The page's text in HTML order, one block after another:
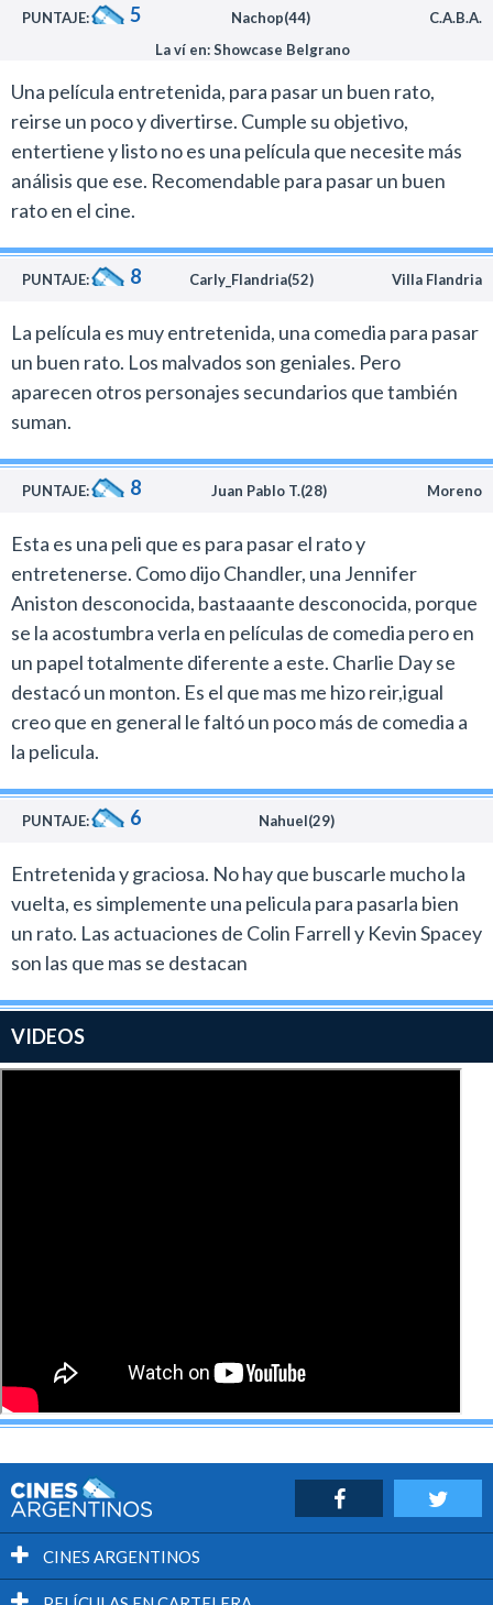
PUNTAJE: 5 Nachop(44)
C.A.B.A.
La ví en: Showcase Belgrano
Una película entretenida, para pasar un buen rato,
reirse un poco y divertirse. Cumple su objetivo,
entertiene y listo no es una película que necesite más
análisis que ese. Recomendable para pasar un buen
rato en el cine.
PUNTAJE: 8 Carly_Flandria(52) Villa Flandria
La película es muy entretenida, una comedia para pasar
un buen rato. Los malvados son geniales. Pero
aparecen otros personajes secundarios que también
suman.
PUNTAJE: 8 Juan Pablo T.(28) Moreno
Esta es una peli que es para pasar el rato y
entretenerse. Como dijo Chandler, una Jennifer
Aniston desconocida, bastaaante desconocida, porque
se la acostumbra verla en películas de comedia pero en
un papel totalmente diferente a este. Charlie Day se
destacó un monton. Es el que mas me hizo reir,igual
creo que en general le faltó un poco más de comedia a
la pelicula.
PUNTAJE: 6 Nahuel(29)
Entretenida y graciosa. No hay que buscarle mucho la
vuelta, es simplemente una pelicula para pasarla bien
un rato. Las actuaciones de Colin Farrell y Kevin Spacey
son las que mas se destacan
VIDEOS
CINES ARGENTINOS